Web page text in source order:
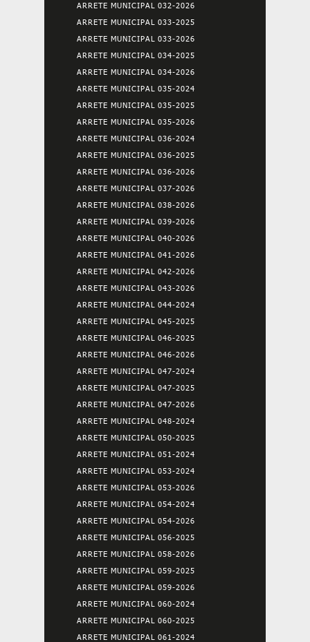
ARRETE MUNICIPAL 032-2026
ARRETE MUNICIPAL 033-2025
ARRETE MUNICIPAL 033-2026
ARRETE MUNICIPAL 034-2025
ARRETE MUNICIPAL 034-2026
ARRETE MUNICIPAL 035-2024
ARRETE MUNICIPAL 035-2025
ARRETE MUNICIPAL 035-2026
ARRETE MUNICIPAL 036-2024
ARRETE MUNICIPAL 036-2025
ARRETE MUNICIPAL 036-2026
ARRETE MUNICIPAL 037-2026
ARRETE MUNICIPAL 038-2026
ARRETE MUNICIPAL 039-2026
ARRETE MUNICIPAL 040-2026
ARRETE MUNICIPAL 041-2026
ARRETE MUNICIPAL 042-2026
ARRETE MUNICIPAL 043-2026
ARRETE MUNICIPAL 044-2024
ARRETE MUNICIPAL 045-2025
ARRETE MUNICIPAL 046-2025
ARRETE MUNICIPAL 046-2026
ARRETE MUNICIPAL 047-2024
ARRETE MUNICIPAL 047-2025
ARRETE MUNICIPAL 047-2026
ARRETE MUNICIPAL 048-2024
ARRETE MUNICIPAL 050-2025
ARRETE MUNICIPAL 051-2024
ARRETE MUNICIPAL 053-2024
ARRETE MUNICIPAL 053-2026
ARRETE MUNICIPAL 054-2024
ARRETE MUNICIPAL 054-2026
ARRETE MUNICIPAL 056-2025
ARRETE MUNICIPAL 058-2026
ARRETE MUNICIPAL 059-2025
ARRETE MUNICIPAL 059-2026
ARRETE MUNICIPAL 060-2024
ARRETE MUNICIPAL 060-2025
ARRETE MUNICIPAL 061-2024